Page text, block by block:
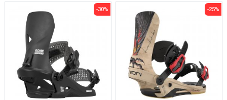
-30% -25%